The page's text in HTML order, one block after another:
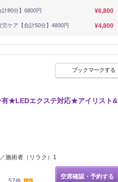
80分】6800円 ¥6,800
労ケア【合計50分】4800円 ¥4,800
ブックマークする
★LEDエクステ対応★アイリスト&
施術者（リラク）1
空席確認・予約する